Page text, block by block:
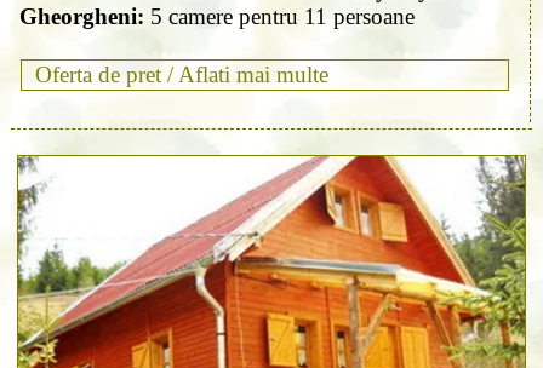
Gheorgheni: 5 camere pentru 11 persoane
Oferta de pret / Aflati mai multe